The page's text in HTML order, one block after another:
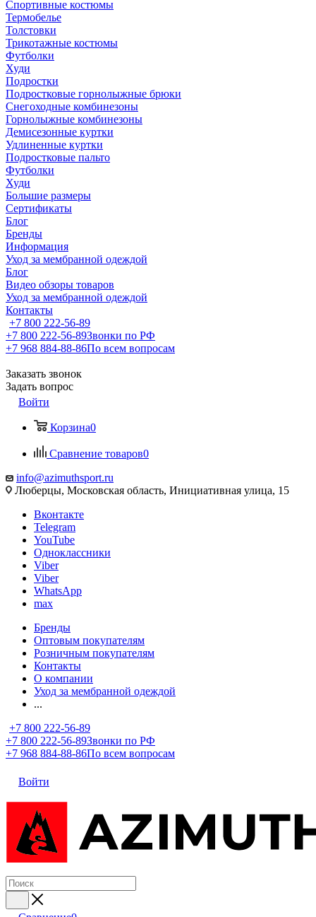
Спортивные костюмы
Термобелье
Толстовки
Трикотажные костюмы
Футболки
Худи
Подростки
Подростковые горнолыжные брюки
Снегоходные комбинезоны
Горнолыжные комбинезоны
Демисезонные куртки
Удлиненные куртки
Подростковые пальто
Футболки
Худи
Большие размеры
Сертификаты
Блог
Бренды
Информация
Уход за мембранной одеждой
Блог
Видео обзоры товаров
Уход за мембранной одеждой
Контакты
+7 800 222-56-89
+7 800 222-56-89Звонки по РФ
+7 968 884-88-86По всем вопросам
Заказать звонок
Задать вопрос
Войти
Корзина0
Сравнение товаров0
info@azimuthsport.ru
Люберцы, Московская область, Инициативная улица, 15
Вконтакте
Telegram
YouTube
Одноклассники
Viber
Viber
WhatsApp
max
Бренды
Оптовым покупателям
Розничным покупателям
Контакты
О компании
Уход за мембранной одеждой
...
+7 800 222-56-89
+7 800 222-56-89Звонки по РФ
+7 968 884-88-86По всем вопросам
Войти